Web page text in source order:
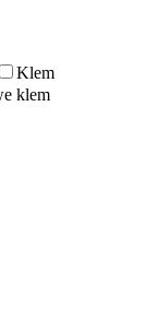
Klem
klem